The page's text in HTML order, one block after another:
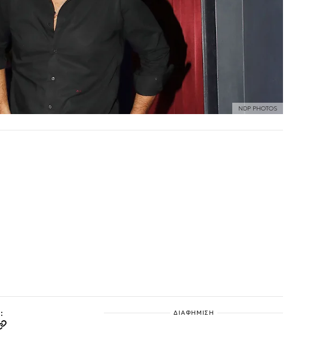
NDP PHOTOS
ΔΙΑΦΗΜΙΣΗ